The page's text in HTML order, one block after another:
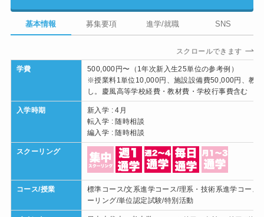
基本情報 募集要項 進学/就職 SNS
スクロールできます
学費
500,000円〜（1年次新入生25単位の参考例）
※授業料1単位10,000円、施設設備費50,000円、教
し。慶風高等学校経費・教材費・学校行事費含む
入学時期
新入学 : 4月
転入学 : 随時相談
編入学 : 随時相談
スクーリング
コース/授業
標準コース/文系進学コース/理系・技術系進学コース
ーリング/単位認定試験/特別活動